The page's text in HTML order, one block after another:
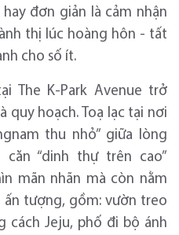
đơn giản là cảm nhận
thị lúc hoàng hôn - tất
cho số ít.
The K-Park Avenue trở
quy hoạch. Toạ lạc tại nơi
thu nhỏ” giữa lòng
căn “dinh thự trên cao”
mãn nhãn mà còn nằm
tượng, gồm: vườn treo
cách Jeju, phố đi bộ ánh